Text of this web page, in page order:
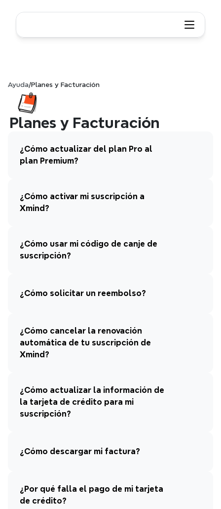
Ayuda/Planes y Facturación
Planes y Facturación
¿Cómo actualizar del plan Pro al
plan Premium?
¿Cómo activar mi suscripción a
Xmind?
¿Cómo usar mi código de canje de
suscripción?
¿Cómo solicitar un reembolso?
¿Cómo cancelar la renovación
automática de tu suscripción de
Xmind?
¿Cómo actualizar la información de
la tarjeta de crédito para mi
suscripción?
¿Cómo descargar mi factura?
¿Por qué falla el pago de mi tarjeta
de crédito?